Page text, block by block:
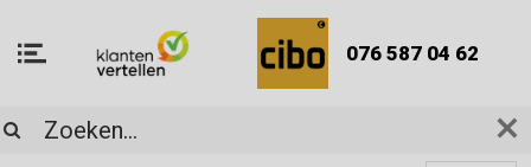
076 587 04 62